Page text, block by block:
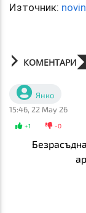
Източник:
КОМЕНТАРИ
Янко
15:46, 22 May 26
+1 -0